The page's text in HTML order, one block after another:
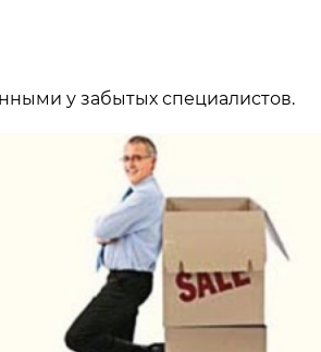
у забытых специалистов.